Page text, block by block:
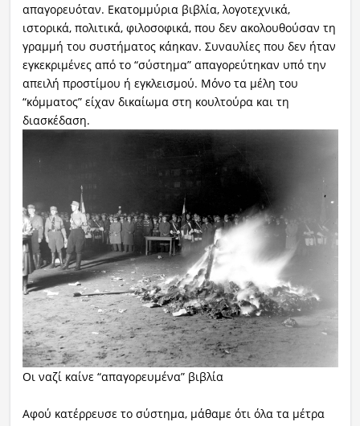
απαγορευόταν. Εκατομμύρια βιβλία, λογοτεχνικά,
ιστορικά, πολιτικά, φιλοσοφικά, που δεν ακολουθούσαν τη
γραμμή του συστήματος κάηκαν. Συναυλίες που δεν ήταν
εγκεκριμένες από το “σύστημα” απαγορεύτηκαν υπό την
απειλή προστίμου ή εγκλεισμού. Μόνο τα μέλη του
“κόμματος” είχαν δικαίωμα στη κουλτούρα και τη
διασκέδαση.
Οι ναζί καίνε “απαγορευμένα” βιβλία
Αφού κατέρρευσε το σύστημα, μάθαμε ότι όλα τα μέτρα